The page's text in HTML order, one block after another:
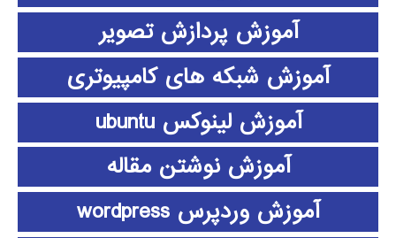
آموزش پردازش تصویر
آموزش شبکه های کامپیوتری
آموزش لینوکس ubuntu
آموزش نوشتن مقاله
آموزش وردپرس wordpress